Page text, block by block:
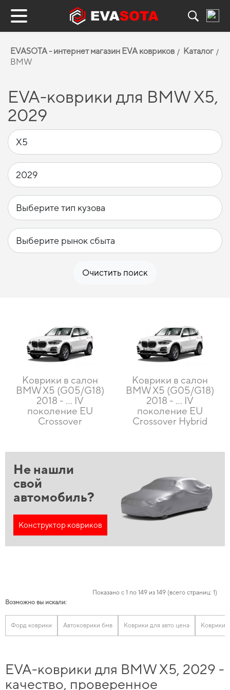
EVASOTA - интернет магазин EVA ковриков
Каталог
BMW
EVA-коврики для BMW X5,
2029
Очистить поиск
Коврики в салон
BMW X5 (G05/G18)
2018 - … IV
поколение EU
Crossover
Коврики в салон
BMW X5 (G05/G18)
2018 - … IV
поколение EU
Crossover Hybrid
Не нашли
свой
автомобиль?
Конструктор ковриков
Показано с 1 по 149 из 149 (всего страниц: 1)
Возможно вы искали:
Форд коврики Автоковрики бмв Коврики для авто цена Коврики
EVA-коврики для BMW X5, 2029 -
качество, проверенное